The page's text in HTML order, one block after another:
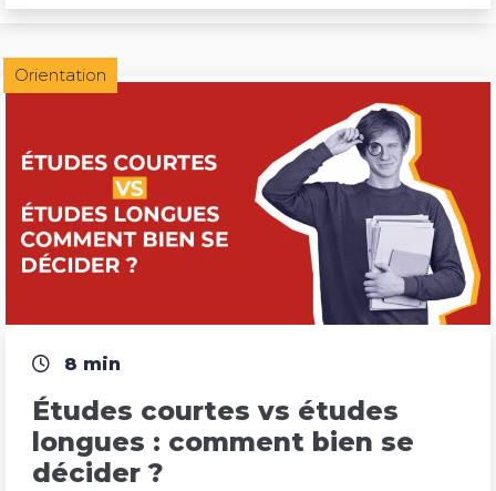
Orientation
8 min
Études courtes vs études
longues : comment bien se
décider ?